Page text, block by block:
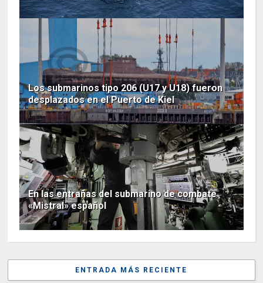
Los submarinos tipo 206 (U17 y U18) fueron
desplazados en el Puerto de Kiel
En las entrañas del submarino de combate
«Mistral» español
ENTRADA MÁS RECIENTE